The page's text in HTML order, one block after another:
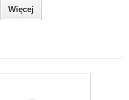
Więcej